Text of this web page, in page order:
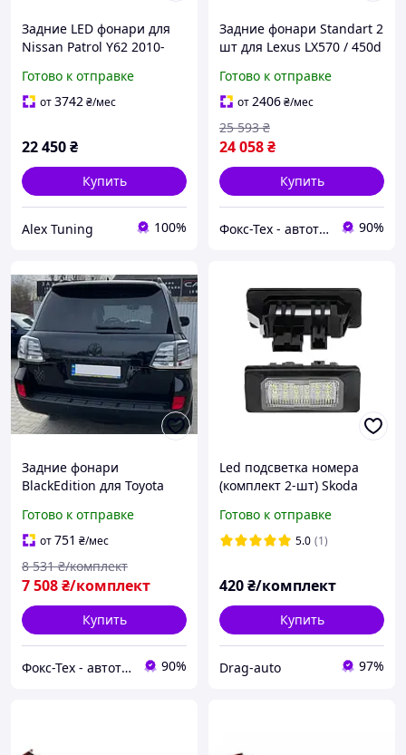
Задние LED фонари для
Nissan Patrol Y62 2010-
Готово к отправке
от3742₴/мес
22 450₴
Купить
Alex Tuning 100%
Задние фонари Standart 2
шт для Lexus LX570 / 450d
Готово к отправке
от2406₴/мес
24 058₴
25 593 ₴
Купить
Фокс-Тех - автотюнинг 90%
Задние фонари
BlackEdition для Toyota
2021 гг
Готово к отправке
от751 ₴/мес
7 508₴/комплект
8 531 ₴/комплект
Купить
Фокс-Тех - автотюнинг 90%
Led подсветка номера
(комплект 2-шт) Skoda
odiaq/Superb CANBUS (с
обманкой)
Готово к отправке
5.0 (1)
420₴/комплект
Купить
Drag-auto 97%